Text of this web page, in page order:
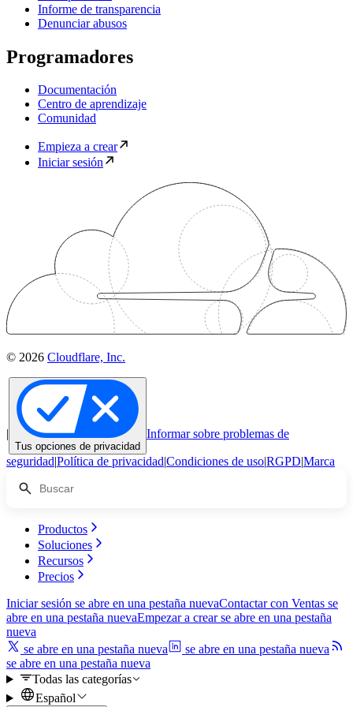
Informe de transparencia
Denunciar abusos
Programadores
Documentación
Centro de aprendizaje
Comunidad
Empieza a crear
Iniciar sesión
© 2026 Cloudflare, Inc.
|
Tus opciones de privacidad
Informar sobre problemas de
seguridad|Política de privacidad|Condiciones de uso|RGPD|Marca
Productos
Soluciones
Recursos
Precios
Iniciar sesión se abre en una pestaña nuevaContactar con Ventas se
abre en una pestaña nuevaEmpezar a crearse abre en una pestaña
nueva
se abre en una pestaña nueva
se abre en una pestaña nueva
se abre en una pestaña nueva
Todas las categorías
Español